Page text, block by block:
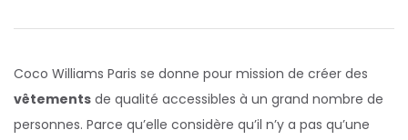
Coco Williams Paris se donne pour mission de créer des
vêtements de qualité accessibles à un grand nombre de
personnes. Parce qu’elle considère qu’il n’y a pas qu’une